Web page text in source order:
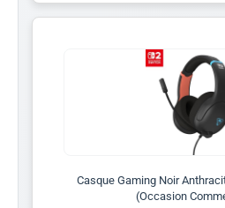
Casque Gaming Noir
(Occasion